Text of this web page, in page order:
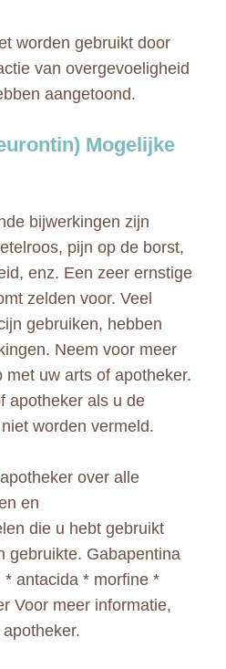
worden gebruikt door
van overgevoeligheid
aangetoond.
Mogelijke
bijwerkingen zijn
pijn op de borst,
enz. Een zeer ernstige
zelden voor. Veel
gebruiken, hebben
Neem voor meer
met uw arts of apotheker.
apotheker als u de
worden vermeld.
over alle
en
die u hebt gebruikt
gebruikte. Gabapentina
antacida * morfine *
Voor meer informatie,